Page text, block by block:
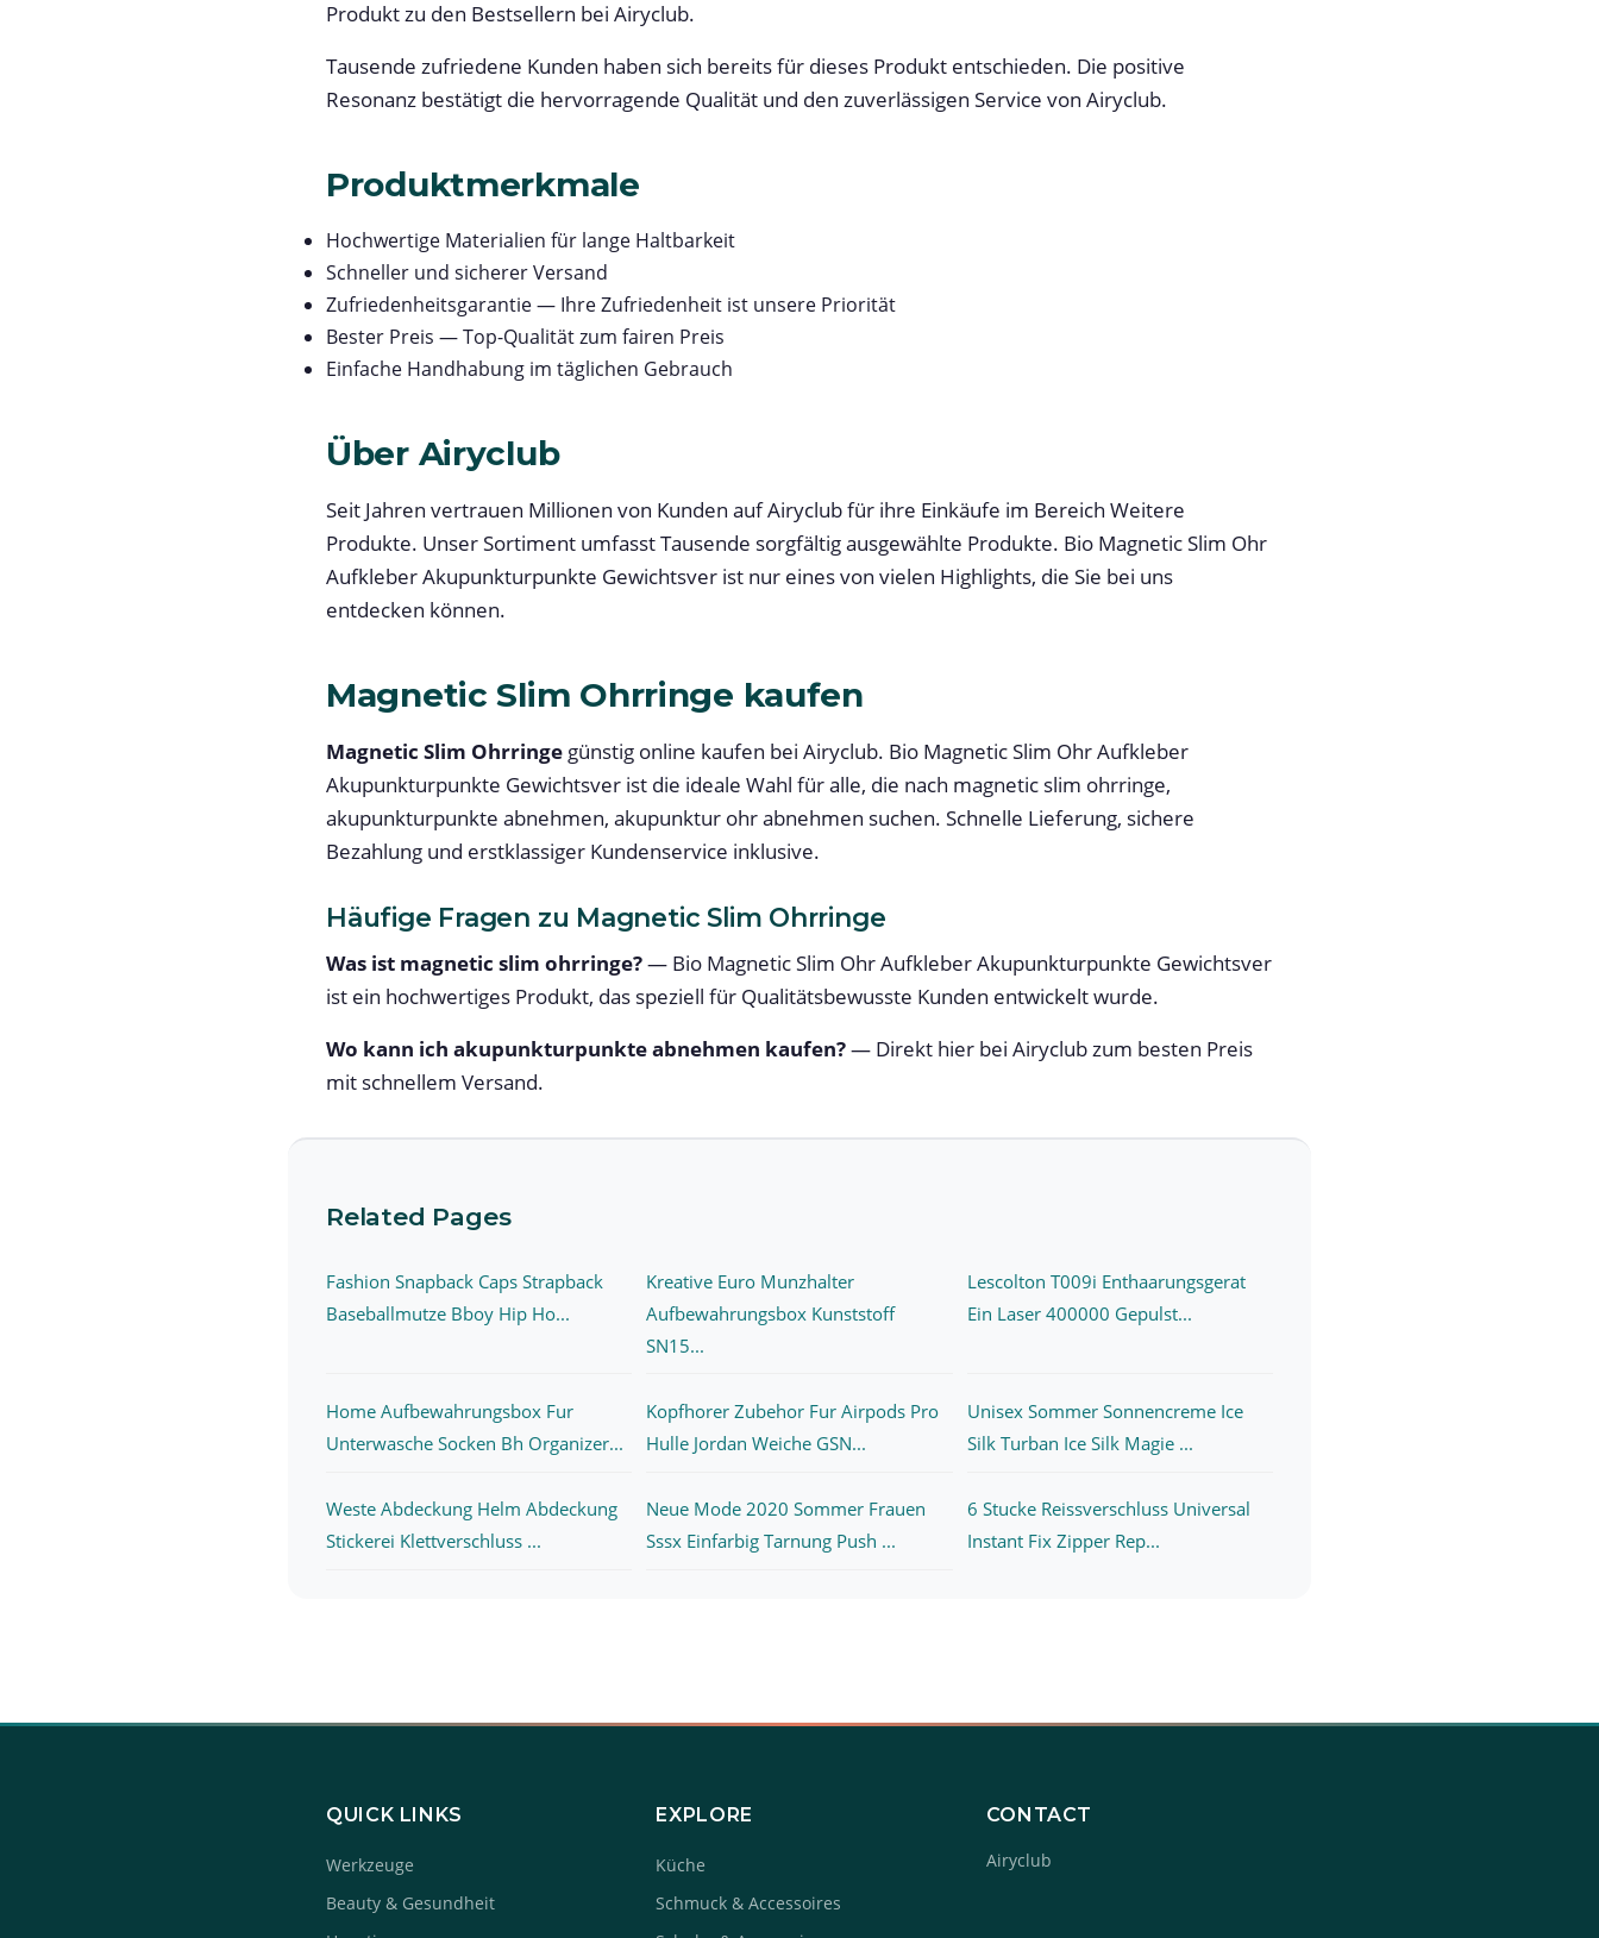
Produkt zu den Bestsellern bei Airyclub.
Tausende zufriedene Kunden haben sich bereits für dieses Produkt entschieden. Die positive
Resonanz bestätigt die hervorragende Qualität und den zuverlässigen Service von Airyclub.
Produktmerkmale
Hochwertige Materialien für lange Haltbarkeit
Schneller und sicherer Versand
Zufriedenheitsgarantie — Ihre Zufriedenheit ist unsere Priorität
Bester Preis — Top-Qualität zum fairen Preis
Einfache Handhabung im täglichen Gebrauch
Über Airyclub
Seit Jahren vertrauen Millionen von Kunden auf Airyclub für ihre Einkäufe im Bereich Weitere
Produkte. Unser Sortiment umfasst Tausende sorgfältig ausgewählte Produkte. Bio Magnetic Slim Ohr
Aufkleber Akupunkturpunkte Gewichtsver ist nur eines von vielen Highlights, die Sie bei uns
entdecken können.
Magnetic Slim Ohrringe kaufen
Magnetic Slim Ohrringe günstig online kaufen bei Airyclub. Bio Magnetic Slim Ohr Aufkleber
Akupunkturpunkte Gewichtsver ist die ideale Wahl für alle, die nach magnetic slim ohrringe,
akupunkturpunkte abnehmen, akupunktur ohr abnehmen suchen. Schnelle Lieferung, sichere
Bezahlung und erstklassiger Kundenservice inklusive.
Häufige Fragen zu Magnetic Slim Ohrringe
Was ist magnetic slim ohrringe?— Bio Magnetic Slim Ohr Aufkleber Akupunkturpunkte Gewichtsver
ist ein hochwertiges Produkt, das speziell für Qualitätsbewusste Kunden entwickelt wurde.
Wo kann ich akupunkturpunkte abnehmen kaufen?— Direkt hier bei Airyclub zum besten Preis
mit schnellem Versand.
Related Pages
Fashion Snapback Caps Strapback
Baseballmutze Bboy Hip Ho...
Kreative Euro Munzhalter
Aufbewahrungsbox Kunststoff
SN15...
Lescolton T009i Enthaarungsgerat
Ein Laser 400000 Gepulst...
Home Aufbewahrungsbox Fur
Unterwasche Socken Bh Organizer...
Kopfhorer Zubehor Fur Airpods Pro
Hulle Jordan Weiche GSN...
Unisex Sommer Sonnencreme Ice
Silk Turban Ice Silk Magie ...
Weste Abdeckung Helm Abdeckung
Stickerei Klettverschluss ...
Neue Mode 2020 Sommer Frauen
Sssx Einfarbig Tarnung Push ...
6 Stucke Reissverschluss Universal
Instant Fix Zipper Rep...
QUICK LINKS
Werkzeuge
Beauty & Gesundheit
EXPLORE
Küche
Schmuck & Accessoires
CONTACT
Airyclub